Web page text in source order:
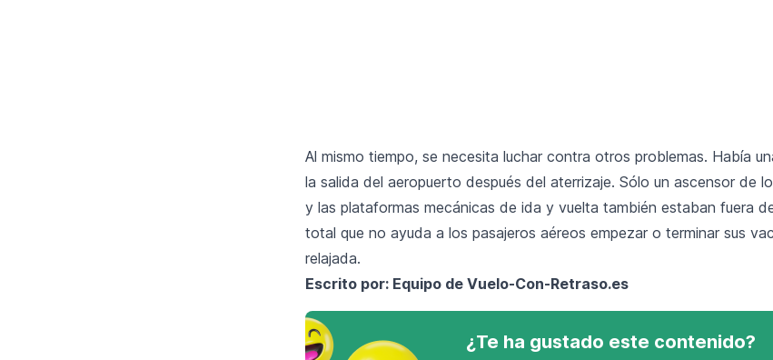
Al mismo tiempo, se necesita luchar contra otros problemas. Había
la salida del aeropuerto después del aterrizaje. Sólo un ascensor de
y las plataformas mecánicas de ida y vuelta también estaban fuera
total que no ayuda a los pasajeros aéreos empezar o terminar sus
relajada.
Escrito por: Equipo de Vuelo-Con-Retraso.es
¿Te ha gustado este contenido?